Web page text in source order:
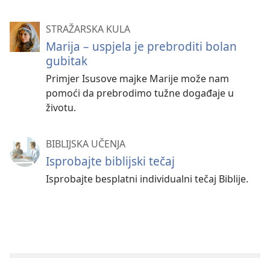
STRAŽARSKA KULA
Marija – uspjela je prebroditi bolan
gubitak
Primjer Isusove majke Marije može nam
pomoći da prebrodimo tužne događaje u
životu.
BIBLIJSKA UČENJA
Isprobajte biblijski tečaj
Isprobajte besplatni individualni tečaj Biblije.